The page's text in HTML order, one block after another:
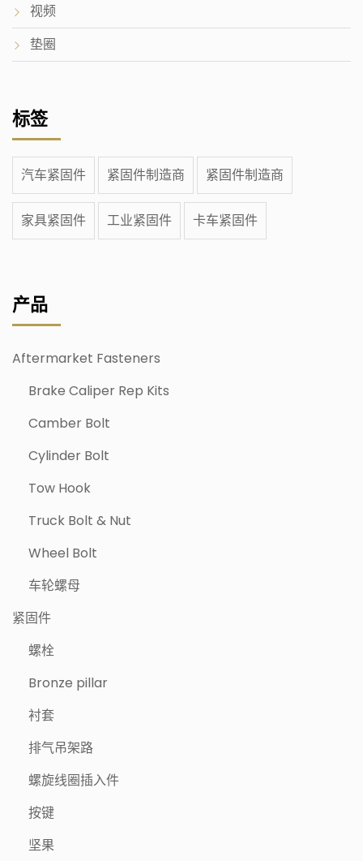
视频
垫圈
标签
汽车紧固件 紧固件制造商 紧固件制造商
家具紧固件 工业紧固件 卡车紧固件
产品
Aftermarket Fasteners
Brake Caliper Rep Kits
Camber Bolt
Cylinder Bolt
Tow Hook
Truck Bolt & Nut
Wheel Bolt
车轮螺母
紧固件
螺栓
Bronze pillar
衬套
排气吊架路
螺旋线圈插入件
按键
坚果